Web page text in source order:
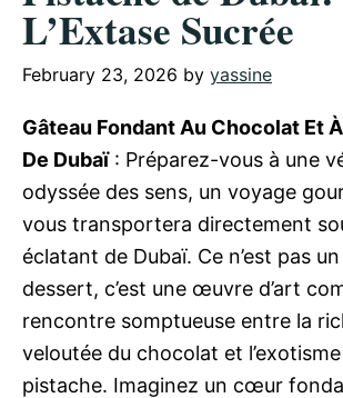
L’Extase Sucrée
February 23, 2026 by yassine
Gâteau Fondant Au Chocolat Et
De Dubaï: Préparez-vous à une
odyssée des sens, un voyage
vous transportera directement
éclatant de Dubaï. Ce n’est pas
dessert, c’est une œuvre d’art
rencontre somptueuse entre la
veloutée du chocolat et
pistache. Imaginez un cœur